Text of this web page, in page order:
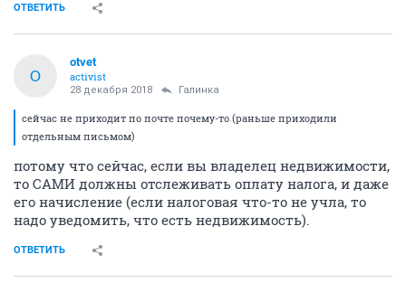
ОТВЕТИТЬ
O
otvet
activist
28 декабря 2018 Галинка
сейчас не приходит по почте почему-то (раньше приходили
отдельным письмом)
потому что сейчас, если вы владелец недвижимости,
то САМИ должны отслеживать оплату налога, и даже
его начисление (если налоговая что-то не учла, то
надо уведомить, что есть недвижимость).
ОТВЕТИТЬ